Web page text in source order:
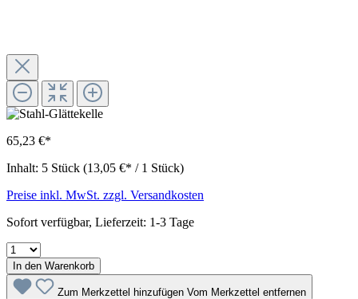
65,23 €*
Inhalt: 5 Stück (13,05 €* / 1 Stück)
Preise inkl. MwSt. zzgl. Versandkosten
Sofort verfügbar, Lieferzeit: 1-3 Tage
In den Warenkorb
Zum Merkzettel hinzufügen Vom Merkzettel entfernen